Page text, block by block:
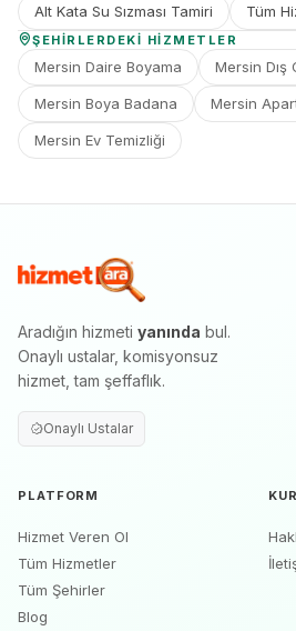
Alt Kata Su Sızması Tamiri Tüm
ŞEHIRLERDEKI HIZMETLER
Mersin Daire Boyama Mersin Dış
Mersin Boya Badana Mersin
Mersin Ev Temizliği
Aradığın hizmeti yanında bul.
Onaylı ustalar, komisyonsuz
hizmet, tam şeffaflık.
Onaylı Ustalar
PLATFORM
Hizmet Veren Ol
Tüm Hizmetler
Tüm Şehirler
Blog